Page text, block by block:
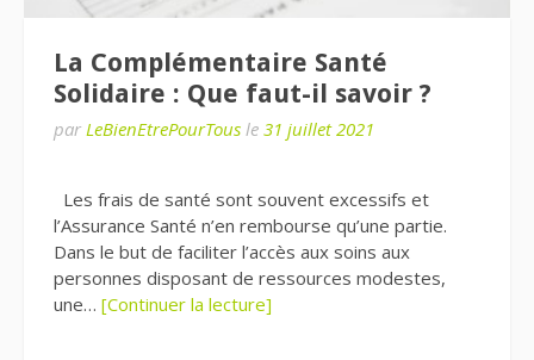
La Complémentaire Santé
Solidaire : Que faut-il savoir ?
par LeBienEtrePourTous le 31 juillet 2021
Les frais de santé sont souvent excessifs et
l’Assurance Santé n’en rembourse qu’une partie.
Dans le but de faciliter l’accès aux soins aux
personnes disposant de ressources modestes,
une… [Continuer la lecture]